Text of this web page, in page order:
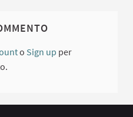
o Sign up per